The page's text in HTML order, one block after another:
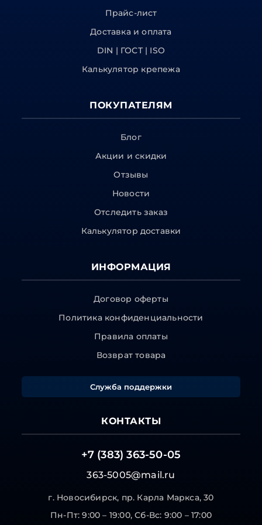
Прайс-лист
Доставка и оплата
DIN | ГОСТ | ISO
Калькулятор крепежа
ПОКУПАТЕЛЯМ
Блог
Акции и скидки
Отзывы
Новости
Отследить заказ
Калькулятор доставки
ИНФОРМАЦИЯ
Договор оферты
Политика конфиденциальности
Правила оплаты
Возврат товара
Служба поддержки
КОНТАКТЫ
+7 (383) 363-50-05
363-5005@mail.ru
г. Новосибирск, пр. Карла Маркса, 30
Пн-Пт: 9:00 – 19:00, Сб-Вс: 9:00 – 17:00